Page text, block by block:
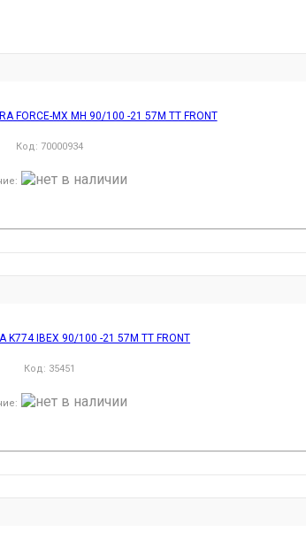
FORCE-MX MH 90/100 -21 57M TT FRONT
Код: 70000934
:
IBEX 90/100 -21 57M TT FRONT
Код: 35451
: